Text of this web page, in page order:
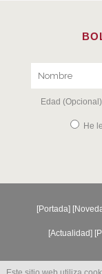
Edad (Opcional)
He
[Portada] [
[Actualidad] [